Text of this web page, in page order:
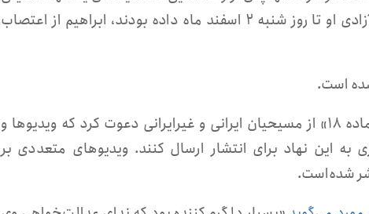
در مورد رسیدگی سریع به پرونده قضایی، و آزادی او تا روز شنبه ۲ اسفند ماه داده بودند، ابراهیم از اعتصاب
است.
درپی اعتصاب غذای این شهروند مسیحی، «ماده ۱۸» از مسیحیان ایرانی و غیرایرانی دعوت کرد که ویدیوها و
به این نهاد برای انتشار ارسال کنند. ویدیوهای متعددی بر